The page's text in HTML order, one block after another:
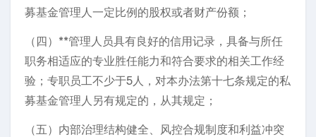
募基金管理人一定比例的股权或者财产份额；
（四）**管理人员具有良好的信用记录，具备与所任
职务相适应的专业胜任能力和符合要求的相关工作经
验；专职员工不少于5人，对本办法第十七条规定的私
募基金管理人另有规定的，从其规定；
（五）内部治理结构健全、风控合规制度和利益冲突